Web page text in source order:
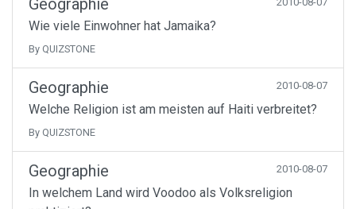
Geographie
Wie viele Einwohner hat Jamaika?
By QUIZSTONE
Geographie 2010-08-07
Welche Religion ist am meisten auf Haiti verbreitet?
By QUIZSTONE
Geographie 2010-08-07
In welchem Land wird Voodoo als Volksreligion